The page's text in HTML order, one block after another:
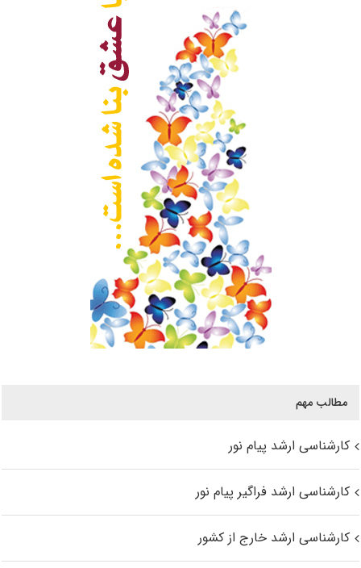
مطالب مهم
کارشناسی ارشد پیام نور
کارشناسی ارشد فراگیر پیام نور
کارشناسی ارشد خارج از کشور